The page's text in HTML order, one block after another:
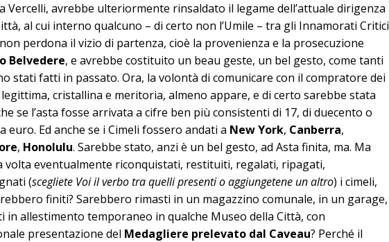
a Vercelli, avrebbe ulteriormente rinsaldato il legame dell’attuale dirigenza
al cui interno qualcuno – di certo non l’Umile – tra gli Innamorati Critici
perdona il vizio di partenza, cioè la provenienza e la prosecuzione
Belvedere, e avrebbe costituito un beau geste, un bel gesto, come tanti
stati fatti in passato. Ora, la volontà di comunicare con il compratore dei
legittima, cristallina e meritoria, almeno appare, e di certo sarebbe stata
se l’asta fosse arrivata a cifre ben più consistenti di 17, di duecento o
euro. Ed anche se i Cimeli fossero andati a New York, Canberra,
, Honolulu. Sarebbe stato, anzi è un bel gesto, ad Asta finita, ma. Ma
volta eventualmente riconquistati, restituiti, regalati, ripagati,
(scegliete Voi il verbo tra quelli presenti o aggiungetene un altro) i cimeli,
finiti? Sarebbero rimasti in un magazzino comunale, in un garage,
in allestimento temporaneo in qualche Museo della Città, con
presentazione del Medagliere prelevato dal Caveau? Perché il